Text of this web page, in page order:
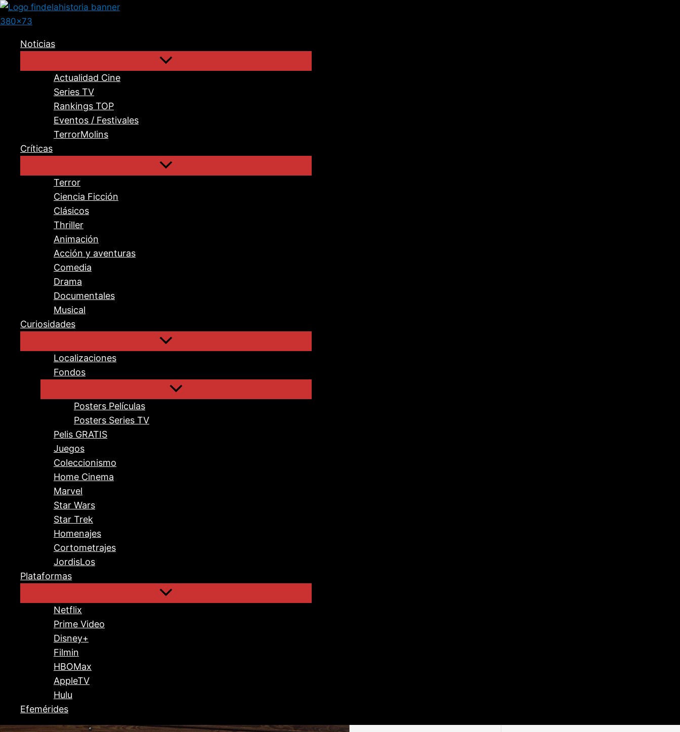
Ir
al
Noticias
Actualidad Cine
Series TV
Rankings TOP
Eventos / Festivales
TerrorMolins
Críticas
Terror
Ciencia Ficción
Clásicos
Thriller
Animación
Acción y aventuras
Comedia
Drama
Documentales
Musical
Curiosidades
Localizaciones
Fondos
Posters Películas
Posters Series TV
Pelis GRATIS
Juegos
Coleccionismo
Home Cinema
Marvel
Star Wars
Star Trek
Homenajes
Cortometrajes
JordisLos
Plataformas
Netflix
Prime Video
Disney+
Filmin
HBOMax
AppleTV
Hulu
Efemérides